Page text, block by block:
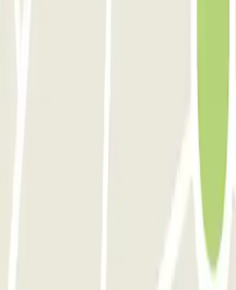
melhor classificação